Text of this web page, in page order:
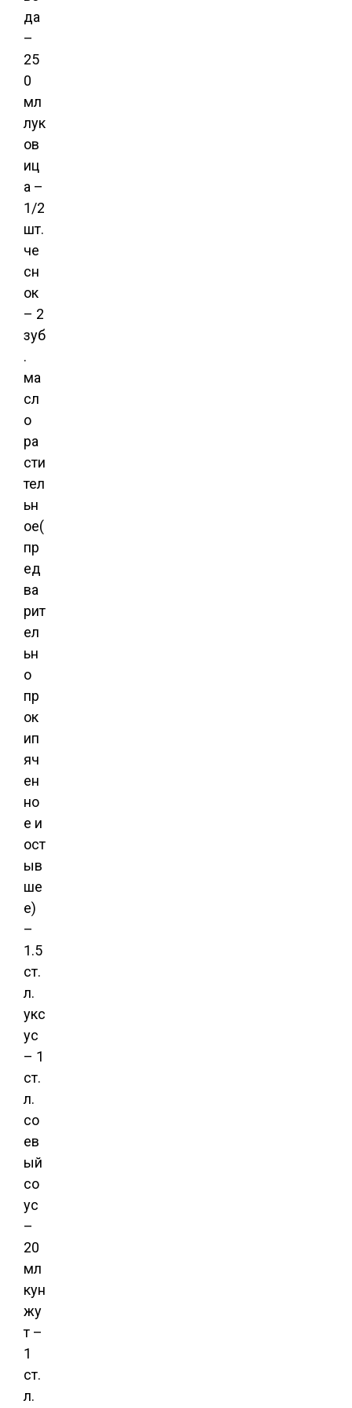
да
–
25
0
мл
лук
ов
иц
а –
1/2
шт.
че
сн
ок
– 2
зуб
.
ма
сл
о
ра
сти
тел
ьн
ое(
пр
ед
ва
рит
ел
ьн
о
пр
ок
ип
яч
ен
но
е и
ост
ыв
ше
е)
–
1.5
ст.
л.
укс
ус
– 1
ст.
л.
со
ев
ый
со
ус
–
20
мл
кун
жу
т –
1
ст.
л.